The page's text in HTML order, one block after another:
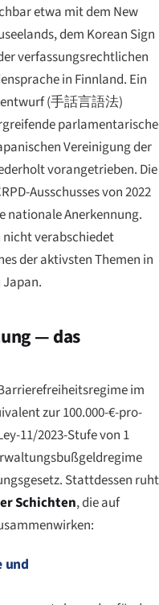
etwa mit dem New
dem Korean Sign
verfassungsrechtlichen
in Finnland. Ein
(手話言語法)
parlamentarische
Vereinigung der
vorangetrieben. Die
Ausschusses von 2022
nationale Anerkennung.
nicht verabschiedet
der aktivsten Themen in
— das
im
zur 100.000-€-pro-
11/2023-Stufe von 1
Stattdessen ruht
Schichten, die auf
und